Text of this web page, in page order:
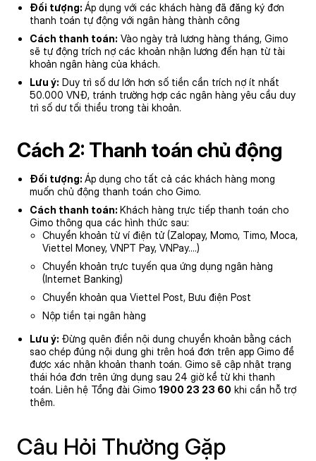
Đối tượng: Áp dụng với các khách hàng đã đăng ký đơn
thanh toán tự động với ngân hàng thành công
Cách thanh toán: Vào ngày trả lương hàng tháng, Gimo
sẽ tự động trích nợ các khoản nhận lương đến hạn từ tài
khoản ngân hàng của khách.
Lưu ý: Duy trì số dư lớn hơn số tiền cần trích nợ ít nhất
50.000 VNĐ, tránh trường hợp các ngân hàng yêu cầu duy
trì số dư tối thiểu trong tài khoản.
Cách 2: Thanh toán chủ động
Đối tượng: Áp dụng cho tất cả các khách hàng mong
muốn chủ động thanh toán cho Gimo.
Cách thanh toán: Khách hàng trực tiếp thanh toán cho
Gimo thông qua các hình thức sau:
Chuyển khoản từ ví điện tử (Zalopay, Momo, Timo, Moca,
Viettel Money, VNPT Pay, VNPay….)
Chuyển khoản trực tuyến qua ứng dụng ngân hàng
(Internet Banking)
Chuyển khoản qua Viettel Post, Bưu điện Post
Nộp tiền tại ngân hàng
Lưu ý: Đừng quên điền nội dung chuyển khoản bằng cách
sao chép đúng nội dung ghi trên hoá đơn trên app Gimo để
được xác nhận khoản thanh toán. Gimo sẽ cập nhật trạng
thái hóa đơn trên ứng dụng sau 24 giờ kể từ khi thanh
toán. Liên hệ Tổng đài Gimo 1900 23 23 60 khi cần hỗ trợ
thêm.
Câu Hỏi Thường Gặp